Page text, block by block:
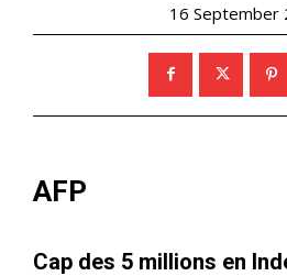
16 September
AFP
Cap des 5 millions en